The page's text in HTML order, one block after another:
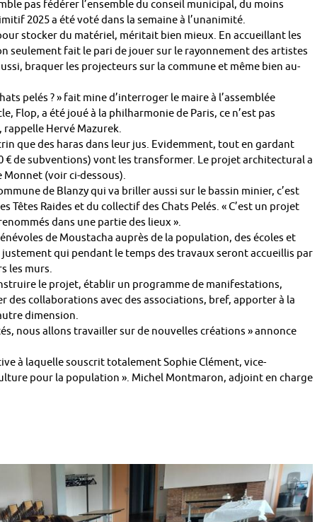
pas fédérer l’ensemble du conseil municipal, du moins
2025 a été voté dans la semaine à l’unanimité.
stocker du matériel, méritait bien mieux. En accueillant les
seulement fait le pari de jouer sur le rayonnement des artistes
braquer les projecteurs sur la commune et même bien au-
pelés ? » fait mine d’interroger le maire à l’assemblée
Flop, a été joué à la philharmonie de Paris, ce n’est pas
rappelle Hervé Mazurek.
que des haras dans leur jus. Evidemment, tout en gardant
€ de subventions) vont les transformer. Le projet architectural a
(voir ci-dessous).
de Blanzy qui va briller aussi sur le bassin minier, c’est
Raides et du collectif des Chats Pelés. « C’est un projet
dans une partie des lieux ».
de Moustacha auprès de la population, des écoles et
justement qui pendant le temps des travaux seront accueillis par
les murs.
le projet, établir un programme de manifestations,
des collaborations avec des associations, bref, apporter à la
dimension.
nous allons travailler sur de nouvelles créations » annonce
à laquelle souscrit totalement Sophie Clément, vice-
pour la population ». Michel Montmaron, adjoint en charge